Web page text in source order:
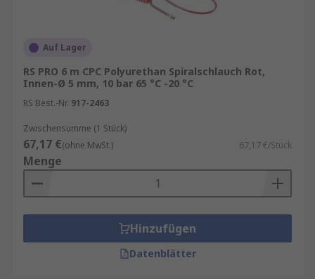
Auf Lager
RS PRO 6 m CPC Polyurethan Spiralschlauch Rot,
Innen-Ø 5 mm, 10 bar 65 °C -20 °C
RS Best.-Nr. 917-2463
Zwischensumme (1 Stück)
67,17 €(ohne MwSt.) 67,17 €/Stück
Menge
Hinzufügen
Datenblätter